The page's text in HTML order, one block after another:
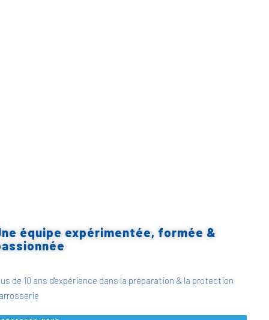
équipe expérimentée, formée &
de 10 ans d'expérience dans la préparation & la protection